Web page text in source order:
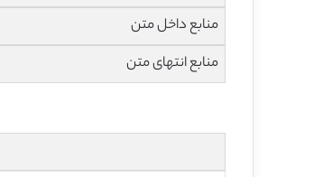
منابع داخل متن
منابع انتهای متن